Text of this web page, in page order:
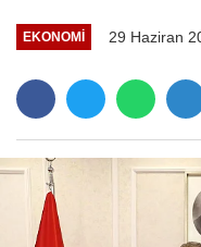
EKONOMI 29 Haziran